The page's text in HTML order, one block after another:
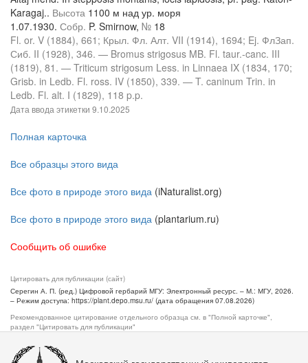
Karagaj.. Высота 1100 м над ур. моря
1.07.1930. Собр. P. Smirnow, № 18
Fl. or. V (1884), 661; Крыл. Фл. Алт. VII (1914), 1694; Ej. ФлЗап.
Сиб. II (1928), 346. — Bromus strigosus MB. Fl. taur.-canc. III
(1819), 81. — Triticum strigosum Less. in Linnaea IX (1834, 170;
Grisb. in Ledb. Fl. ross. IV (1850), 339. — T. caninum Trin. in
Ledb. Fl. alt. I (1829), 118 p.p.
Дата ввода этикетки 9.10.2025
Полная карточка
Все образцы этого вида
Все фото в природе этого вида (iNaturalist.org)
Все фото в природе этого вида (plantarium.ru)
Сообщить об ошибке
Цитировать для публикации (сайт)
Серегин А. П. (ред.) Цифровой гербарий МГУ: Электронный ресурс. – М.: МГУ, 2026.
– Режим доступа: https://plant.depo.msu.ru/ (дата обращения 07.08.2026)
Рекомендованное цитирование отдельного образца см. в "Полной карточке",
раздел "Цитировать для публикации"